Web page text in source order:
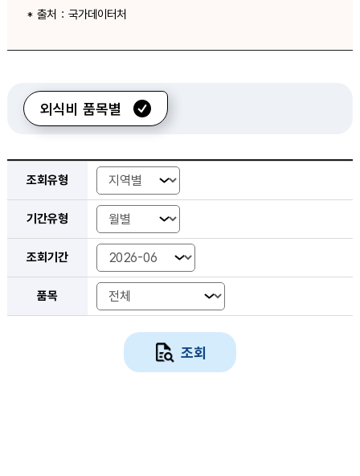
* 출처 : 국가데이터처
외식비 품목별
조회유형
기간유형
조회기간
품목
조회